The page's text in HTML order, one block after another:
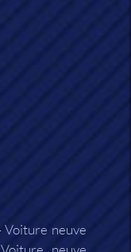
Voiture neuve